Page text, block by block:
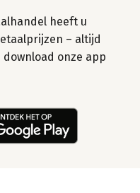
heeft u
– altijd
onze app